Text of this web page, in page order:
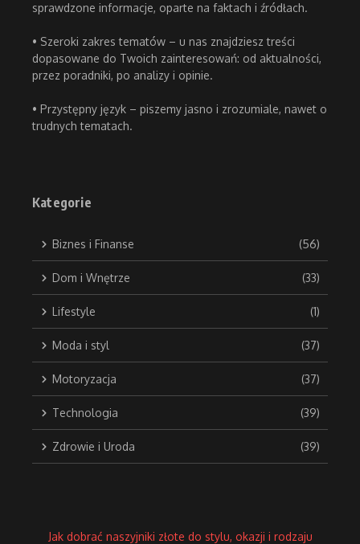
sprawdzone informacje, oparte na faktach i źródłach.
• Szeroki zakres tematów – u nas znajdziesz treści
dopasowane do Twoich zainteresowań: od aktualności,
przez poradniki, po analizy i opinie.
• Przystępny język – piszemy jasno i zrozumiale, nawet o
trudnych tematach.
Kategorie
Biznes i Finanse (56)
Dom i Wnętrze (33)
Lifestyle (1)
Moda i styl (37)
Motoryzacja (37)
Technologia (39)
Zdrowie i Uroda (39)
Jak dobrać naszyjniki złote do stylu, okazji i rodzaju